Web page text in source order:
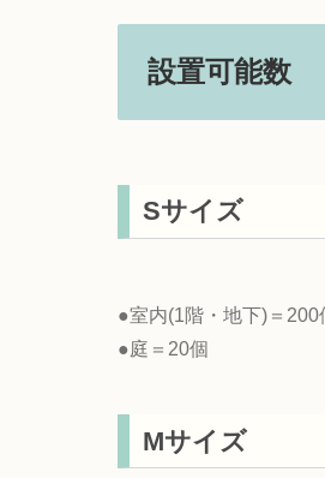
設置可能数
Sサイズ
●室内(1階・地下)＝200
●庭＝20個
Mサイズ